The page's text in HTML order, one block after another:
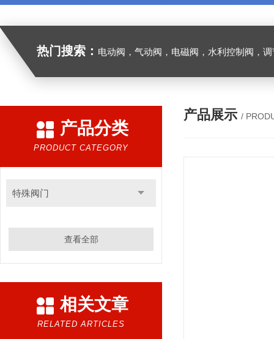
热门搜索： 电动阀，气动阀，电磁阀，水利控制阀，调节
产品分类
PRODUCT CATEGORY
特殊阀门
查看全部
相关文章
RELATED ARTICLES
产品展示 /